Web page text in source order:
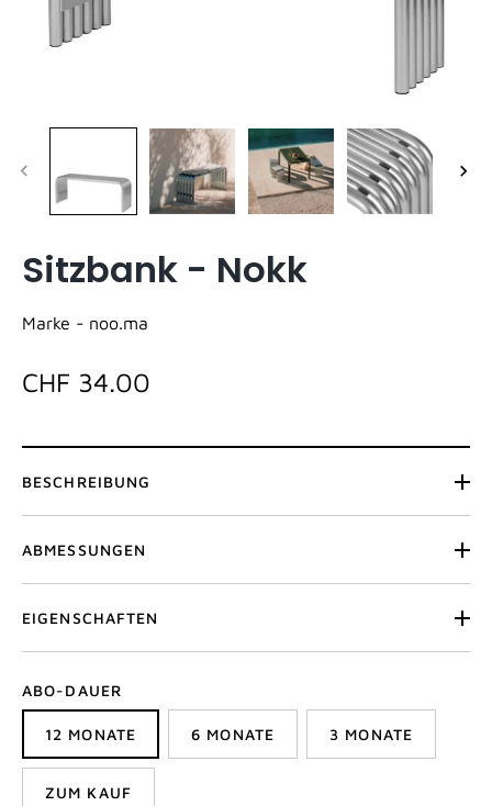
Sitzbank - Nokk
Marke - noo.ma
CHF 34.00
BESCHREIBUNG
ABMESSUNGEN
EIGENSCHAFTEN
ABO-DAUER
12 MONATE 6 MONATE 3 MONATE
ZUM KAUF